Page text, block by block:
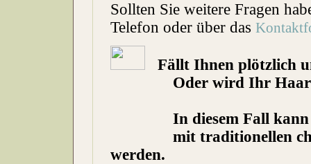
Sollten Sie weitere Fragen
Telefon oder über das
Fällt Ihnen plötzlich
Oder wird Ihr Haar
In diesem Fall kann
mit traditionellen
werden.